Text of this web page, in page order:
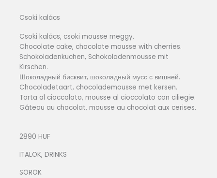
Csoki kalács
Csoki kalács, csoki mousse meggy.
Chocolate cake, chocolate mousse with cherries.
Schokoladenkuchen, Schokoladenmousse mit
Kirschen.
Шоколадный бисквит, шоколадный мусс с вишней.
Chocoladetaart, chocolademousse met kersen.
Torta al cioccolato, mousse al cioccolato con ciliegie.
Gâteau au chocolat, mousse au chocolat aux cerises.
2890 HUF
ITALOK, DRINKS
SÖRÖK